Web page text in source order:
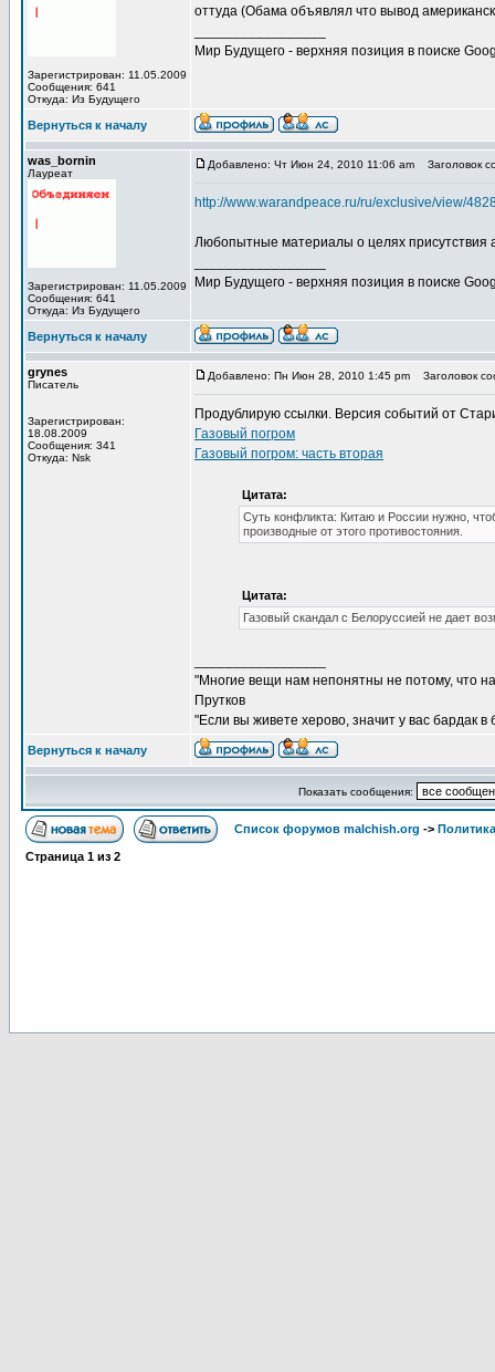
Зарегистрирован: 11.05.2009
Сообщения: 641
Откуда: Из Будущего
оттуда (Обама объявлял что вывод
Мир Будущего - верхняя позиция в поиске
Вернуться к началу
was_bornin
Лауреат
Зарегистрирован: 11.05.2009
Сообщения: 641
Откуда: Из Будущего
Добавлено: Чт Июн 24, 2010 11:06 am Заголовок
http://www.warandpeace.ru/ru/exclusive/view/
Любопытные материалы о целях присутствия
Мир Будущего - верхняя позиция в поиске
Вернуться к началу
grynes
Писатель
Зарегистрирован:
18.08.2009
Сообщения: 341
Откуда: Nsk
Добавлено: Пн Июн 28, 2010 1:45 pm Заголовок
Продублирую ссылки. Версия событий от
Газовый погром
Газовый погром: часть вторая
Цитата:
Суть конфликта: Китаю и России нужно,
производные от этого противостояния.
Цитата:
Газовый скандал с Белоруссией не дает
"Многие вещи нам непонятны не потому, что
Прутков
"Если вы живете херово, значит у вас бардак
Вернуться к началу
Показать сообщения:
Список форумов malchish.org ->
Страница 1 из 2